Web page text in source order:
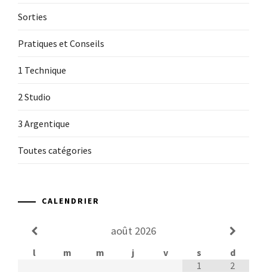
Sorties
Pratiques et Conseils
1 Technique
2 Studio
3 Argentique
Toutes catégories
CALENDRIER
août 2026
l m m j v s
d
1
2